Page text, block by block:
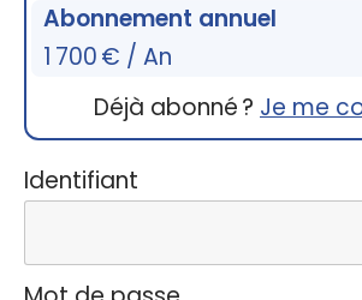
Abonnement annuel
1 700 € / An
Déjà abonné ? Je me
Identifiant